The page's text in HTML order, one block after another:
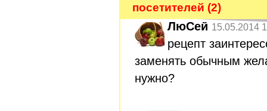
посетителей (2)
ЛюСей 15.05.2014
рецепт
заменять обычным
нужно?